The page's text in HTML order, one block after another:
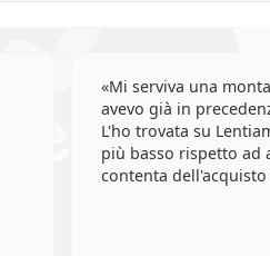
Mi serviva una
avevo già in
L'ho trovata su
più basso rispetto ad
contenta